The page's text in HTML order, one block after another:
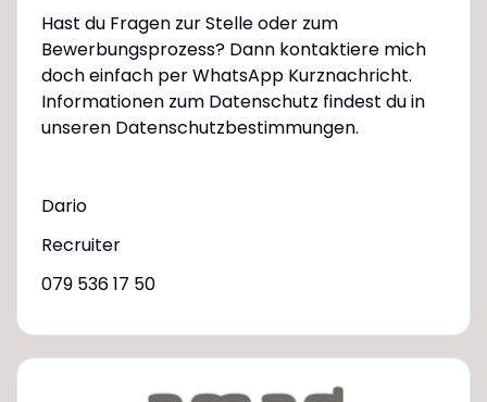
Hast du Fragen zur Stelle oder zum
Bewerbungsprozess? Dann kontaktiere mich
doch einfach per WhatsApp Kurznachricht.
Informationen zum Datenschutz findest du in
unseren Datenschutzbestimmungen.
Dario
Recruiter
079 536 17 50